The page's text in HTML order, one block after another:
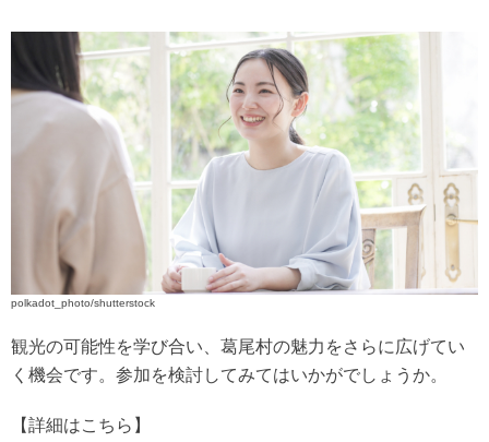
polkadot_photo/shutterstock
観光の可能性を学び合い、葛尾村の魅力をさらに広げてい
く機会です。参加を検討してみてはいかがでしょうか。
【詳細はこちら】